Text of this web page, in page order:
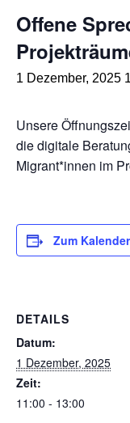
Offene
1 Dezember, 2025
Unsere
die digitale
Migrant*innen im
Zum
DETAILS
Datum:
1 Dezember, 2025
Zeit:
11:00 - 13:00